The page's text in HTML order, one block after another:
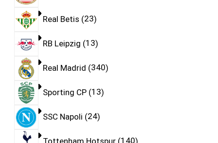
Real Betis 23
RB Leipzig 13
Real Madrid 340
Sporting CP 13
SSC Napoli 24
Tottenham Hotspur 140